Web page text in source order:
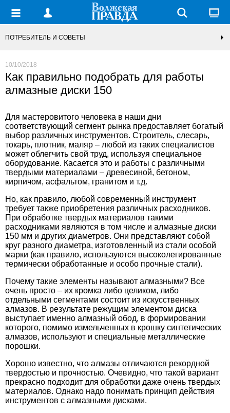
ПОТРЕБИТЕЛЬ И СОВЕТЫ
10/10/2018
Как правильно подобрать для работы
алмазные диски 150
Для мастеровитого человека в наши дни
соответствующий сегмент рынка предоставляет богатый
выбор различных инструментов. Строитель, слесарь,
токарь, плотник, маляр – любой из таких специалистов
может облегчить свой труд, используя специальное
оборудование. Касается это и работы с различными
твердыми материалами – древесиной, бетоном,
кирпичом, асфальтом, гранитом и т.д.
Но, как правило, любой современный инструмент
требует также приобретения различных расходников.
При обработке твердых материалов такими
расходниками являются в том числе и алмазные диски
150 мм и других диаметров. Они представляют собой
круг разного диаметра, изготовленный из стали особой
марки (как правило, используются высоколегированные
термически обработанные и особо прочные стали).
Почему такие элементы называют алмазными? Все
очень просто – их кромка либо целиком, либо
отдельными сегментами состоит из искусственных
алмазов. В результате режущим элементом диска
выступает именно алмазный обод, в формировании
которого, помимо измельченных в крошку синтетических
алмазов, используют и специальные металлические
порошки.
Хорошо известно, что алмазы отличаются рекордной
твердостью и прочностью. Очевидно, что такой вариант
прекрасно подходит для обработки даже очень твердых
материалов. Однако надо понимать принцип действия
инструментов с алмазными дисками.